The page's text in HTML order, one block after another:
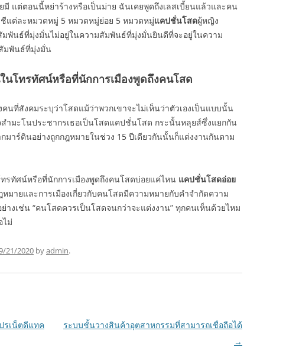
แต่ตอนนี้หย่าร้างหรือเป็นม่าย ฉันเคยพูดถึงเลสเบี้ยนแล้วและคน
แต่ละหมวดหมู่ 5 หมวดหมู่ย่อย 5 หมวดหมู่แคปชั่นโสดผู้หญิง
พันธ์ที่มุ่งมั่นไม่อยู่ในความสัมพันธ์ที่มุ่งมั่นยินดีที่จะอยู่ในความ
มพันธ์ที่มุ่งมั่น
โทรทัศน์หรือที่นักการเมืองพูดถึงคนโสด
นที่สังคมระบุว่าโสดแม้ว่าพวกเขาจะไม่เห็นว่าตัวเองเป็นแบบนั้น
ำมะโนประชากรเธอเป็นโสดแคปชั่นโสด กระนั้นหลุยส์ซึ่งแยกกัน
มาร์ตินอย่างถูกกฎหมายในช่วง 15 ปีเดียวกันนั้นก็แต่งงานกันตาม
ทัศน์หรือที่นักการเมืองพูดถึงคนโสดบ่อยแค่ไหน แคปชั่นโสดอ่อย
มายและการเมืองเกี่ยวกับคนโสดมีความหมายกับคำจำกัดความ
งเช่น “คนโสดควรเป็นโสดจนกว่าจะแต่งงาน” ทุกคนเห็นด้วยไหม
ม่
21/2020 byadmin.
รเน็ตดีแทค
ระบบชั้นวางสินค้าอุตสาหกรรมที่สามารถเชื่อถือได้
→